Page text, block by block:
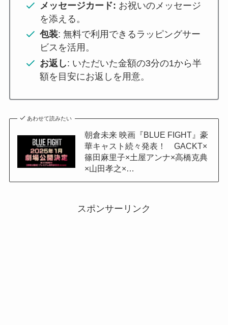
メッセージカード: お祝いのメッセージ
を添える。
包装: 無料で利用できるラッピングサー
ビスを活用。
お返し: いただいた金額の3分の1から半
額を目安にお返しを用意。
あわせて読みたい
朝倉未来 映画『BLUE FIGHT』豪
華キャスト続々発表！ GACKT×
篠田麻里子×土屋アンナ×高橋克典
×山田孝之×…
スポンサーリンク